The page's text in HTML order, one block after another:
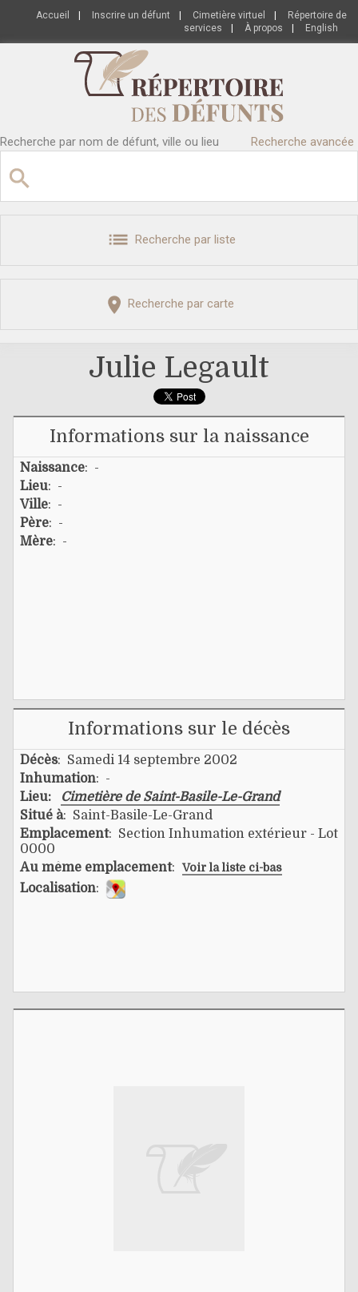
Accueil Inscrire un défunt Cimetière virtuel
Répertoire de
services
À propos English
Recherche par nom de défunt, ville ou lieu Recherche avancée
Recherche par liste
Recherche par carte
Julie Legault
Informations sur la naissance
Naissance: -
Lieu: -
Ville: -
Père: -
Mère: -
Informations sur le décès
Décès: Samedi 14 septembre 2002
Inhumation: -
Lieu:
Cimetière de Saint-Basile-Le-Grand
Situé à: Saint-Basile-Le-Grand
Emplacement: Section Inhumation extérieur - Lot
0000
Au même emplacement: Voir la liste ci-bas
Localisation: